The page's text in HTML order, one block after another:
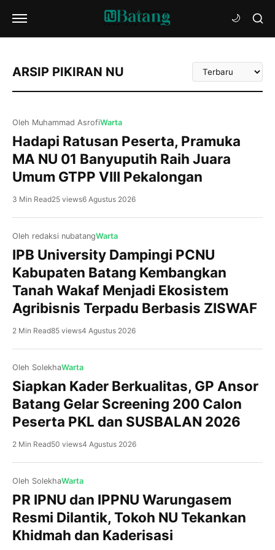
ARSIP PIKIRAN NU
Urutkan
Artikel
Oleh Muhammad AsrofiWarta
Hadapi Ratusan Peserta, Pramuka
MA NU 01 Banyuputih Raih Juara
Umum GTPP VIII Pekalongan
Kajen, NU BatangPrestasi membanggakan kembali
ditorehkan Pramuka MA NU 01 Banyuputih Kabupaten
Batang. Di tengah persaingan ketat yang diikuti ratusan
Ambalan Hasyim Asy’ari–Rasuna Said Gugusdepan
Umum dalam ajang Gladi Tangguh Pramuka Penegak
(GTPP) VIII UIN K.H. Abdurrahman Wahid Pekalongan
Tahun 2026. Keberhasilan […]
3 Min Read25 views6 Agustus 2026
Oleh redaksi nubatangWarta
IPB University Dampingi PCNU
Kabupaten Batang Kembangkan
Tanah Wakaf Menjadi Ekosistem
Agribisnis Terpadu Berbasis ZISWAF
Batang, NU Batang IPB University melalui program
Dosen Pulang Kampung (DOSPULKAM) Tahun 2026
mendampingi Pengurus Cabang Nahdlatul Ulama
2 Min Read85 views4 Agustus 2026
Oleh SolekhaWarta
Siapkan Kader Berkualitas, GP Ansor
Batang Gelar Screening 200 Calon
Peserta PKL dan SUSBALAN 2026
2 Min Read50 views4 Agustus 2026
Oleh SolekhaWarta
PR IPNU dan IPPNU Warungasem
Resmi Dilantik, Tokoh NU Tekankan
Khidmah dan Kaderisasi